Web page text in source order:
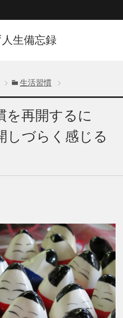
生備忘録
生活習慣
を再開するに
しづらく感じる